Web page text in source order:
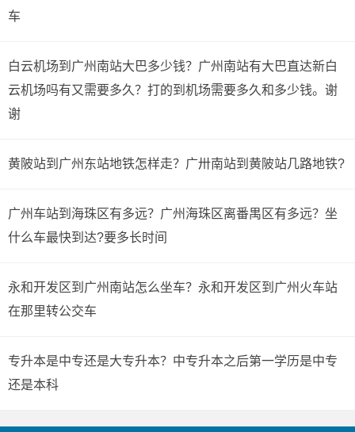
车
白云机场到广州南站大巴多少钱？广州南站有大巴直达新白
云机场吗有又需要多久？打的到机场需要多久和多少钱。谢
谢
黄陂站到广州东站地铁怎样走？广卅南站到黄陂站几路地铁?
广州车站到海珠区有多远？广州海珠区离番禺区有多远？坐
什么车最快到达?要多长时间
永和开发区到广州南站怎么坐车？永和开发区到广州火车站
在那里转公交车
专升本是中专还是大专升本？中专升本之后第一学历是中专
还是本科